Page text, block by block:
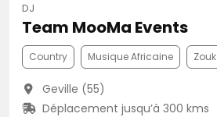
DJ
Team MooMa Events
Country Musique Africaine Zouk
Geville (55)
Déplacement jusqu’à 300 kms